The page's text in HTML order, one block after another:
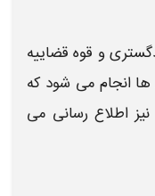
و قوه قضاییه
ها انجام می شود که
نیز اطلاع رسانی می